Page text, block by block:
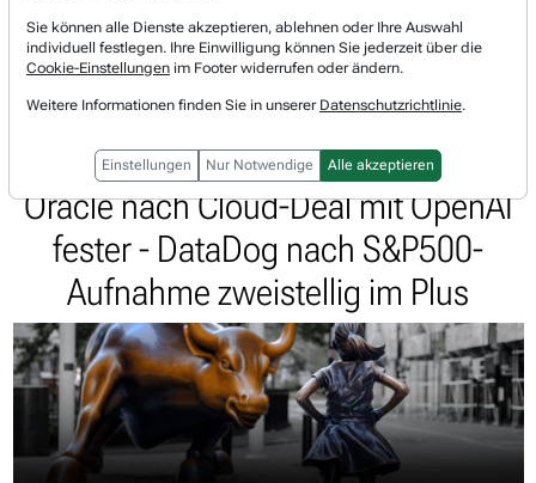
DAX vor US-Arbeitsmarktbericht
schwächer - Grenke nach starken
Neugeschäftszahlen fester, Infineon
profitiert von Analystensupport -
Oracle nach Cloud-Deal mit OpenAI
fester - DataDog nach S&P500-
Aufnahme zweistellig im Plus
Sie können alle Dienste akzeptieren, ablehnen oder Ihre Auswahl
individuell festlegen. Ihre Einwilligung können Sie jederzeit über die
Cookie-Einstellungen im Footer widerrufen oder ändern.
Weitere Informationen finden Sie in unserer Datenschutzrichtlinie.
Einstellungen Nur Notwendige Alle akzeptieren